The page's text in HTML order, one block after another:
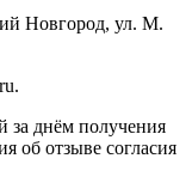
Новгород, ул. М.
за днём получения
об отзыве согласия